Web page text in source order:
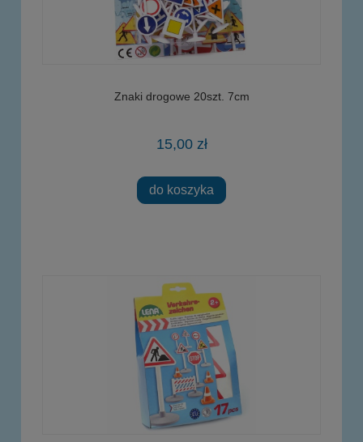
Znaki drogowe 20szt. 7cm
15,00 zł
do koszyka